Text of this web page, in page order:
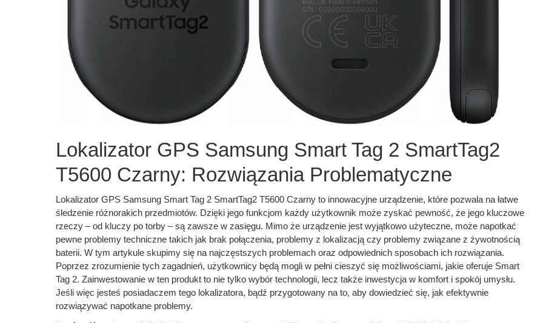
Lokalizator GPS Samsung Smart Tag 2 SmartTag2
T5600 Czarny: Rozwiązania Problematyczne
Lokalizator GPS Samsung Smart Tag 2 SmartTag2 T5600 Czarny to innowacyjne urządzenie, które pozwala na łatwe
śledzenie różnorakich przedmiotów. Dzięki jego funkcjom każdy użytkownik może zyskać pewność, że jego kluczowe
rzeczy – od kluczy po torby – są zawsze w zasięgu. Mimo że urządzenie jest wyjątkowo użyteczne, może napotkać
pewne problemy techniczne takich jak brak połączenia, problemy z lokalizacją czy problemy związane z żywotnością
baterii. W tym artykule skupimy się na najczęstszych problemach oraz odpowiednich sposobach ich rozwiązania.
Poprzez zrozumienie tych zagadnień, użytkownicy będą mogli w pełni cieszyć się możliwościami, jakie oferuje Smart
Tag 2. Zainwestowanie w ten produkt to nie tylko wybór technologii, lecz także inwestycja w komfort i spokój umysłu.
Jeśli więc jesteś posiadaczem tego lokalizatora, bądź przygotowany na to, aby dowiedzieć się, jak efektywnie
rozwiązywać napotkane problemy.